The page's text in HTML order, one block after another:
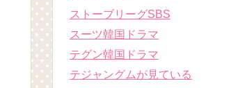
ストーブリーグSBS
スーツ韓国ドラマ
テグン韓国ドラマ
テジャングムが見ている